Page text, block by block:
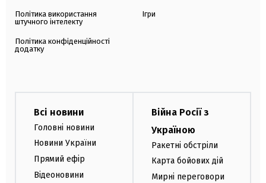
Політика використання
штучного інтелекту
Політика конфіденційності
додатку
Ігри
Всі новини
Головні новини
Новини України
Прямий ефір
Відеоновини
Війна Росії з
Україною
Ракетні обстріли
Карта бойових дій
Мирні переговори